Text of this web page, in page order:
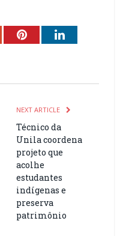
PinterestLinkedIn
NEXT ARTICLE
Técnico da
Unila coordena
projeto que
acolhe
estudantes
indígenas e
preserva
patrimônio